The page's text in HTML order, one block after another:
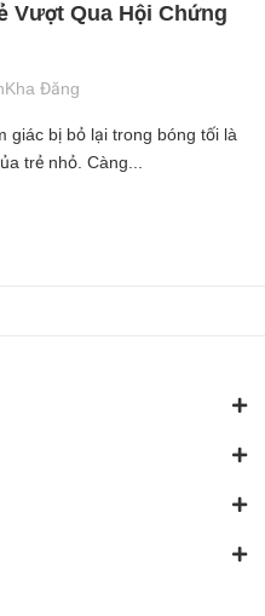
Vượt Qua Hội Chứng
Đăng
giác bị bỏ lại trong bóng tối là
trẻ nhỏ. Càng...